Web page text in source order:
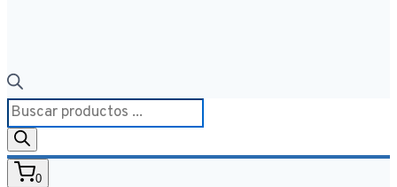
Búsqueda
de
productos
0